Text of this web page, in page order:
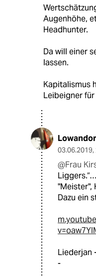
Augenhöhe,
Headhunter.
Da will einer
lassen.
Kapitalismus
Leibeigner
03.06.2019,
@Frau
"Meister",
Dazu ein
Liederjan
-